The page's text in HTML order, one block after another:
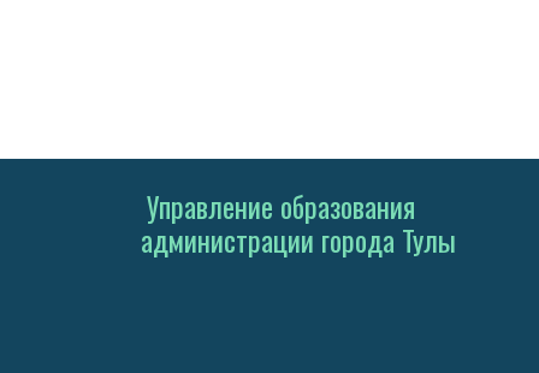
Управление образования
администрации города Тулы